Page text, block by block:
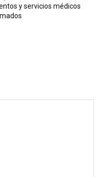
y servicios médicos